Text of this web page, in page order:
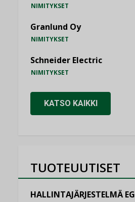
NIMITYKSET
Granlund Oy
NIMITYKSET
Schneider Electric
NIMITYKSET
KATSO KAIKKI
TUOTEUUTISET
HALLINTAJÄRJESTELMÄ EG